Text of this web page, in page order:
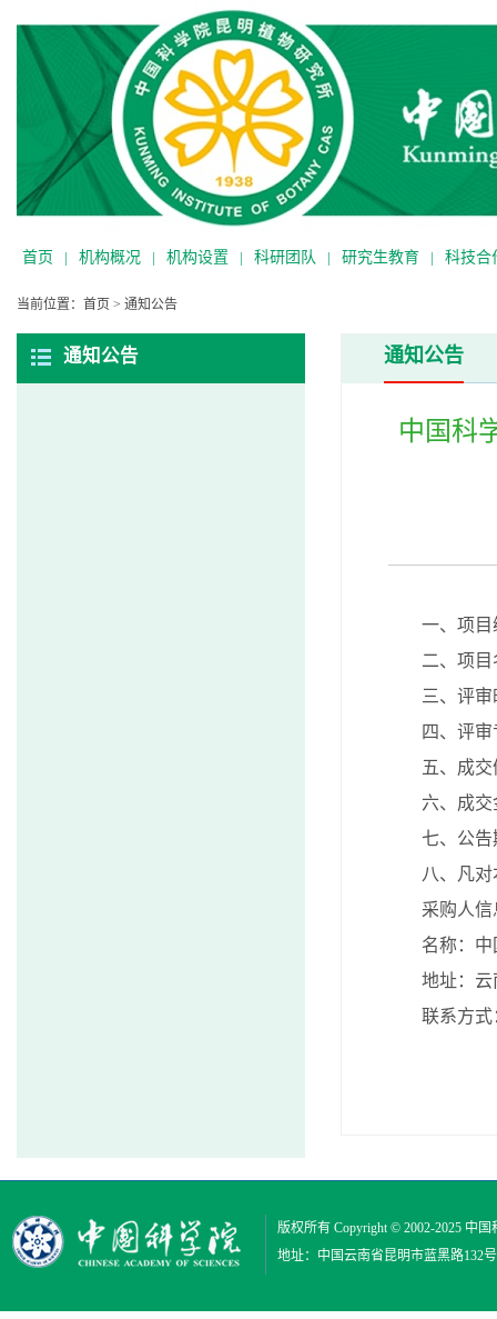
首页 | 机构概况 | 机构设置 | 科研团队 | 研究生教育 | 科技合
当前位置： 首页 > 通知公告
通知公告 通知公告
中国科
一、项
二、项
三、评审
四、评
五、成
六、成
七、公告
八、凡
采购人信
名称：
地址
联系方式
版权所有 Copyright © 2002-2025 中国
地址：中国云南省昆明市蓝黑路